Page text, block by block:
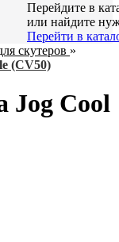
Перейдите в
или найдите
Перейти в
скутеров »
(CV50)
Jog Cool